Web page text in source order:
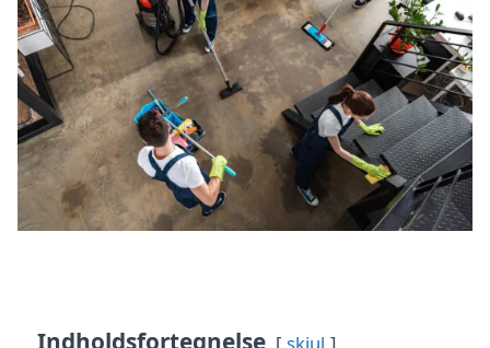
Indholdsfortegnelse